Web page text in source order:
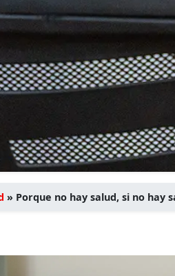
» Porque no hay salud, si no hay